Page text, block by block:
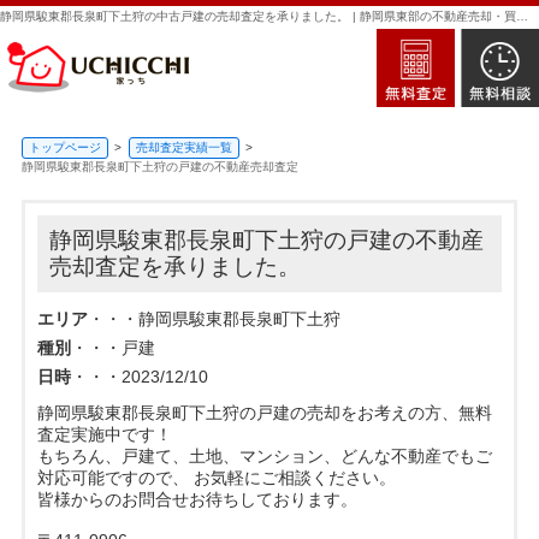
トップページ
売却査定実績一覧
静岡県駿東郡長泉町下土狩の戸建の不動産売却査定
静岡県駿東郡長泉町下土狩の戸建の不動産
売却査定を承りました。
エリア・・・静岡県駿東郡長泉町下土狩
種別・・・戸建
日時・・・2023/12/10
静岡県駿東郡長泉町下土狩の戸建の売却をお考えの方、無料
査定実施中です！
もちろん、戸建て、土地、マンション、どんな不動産でもご
対応可能ですので、 お気軽にご相談ください。
皆様からのお問合せお待ちしております。